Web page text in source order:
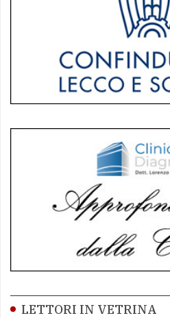
LETTORI IN VETRINA